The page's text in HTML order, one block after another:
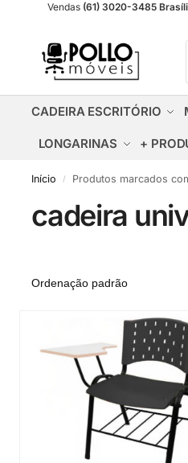
Vendas (61) 3020-3485
CADEIRA ESCRITÓRIO
LONGARINAS +
Início / Produtos marcados
cadeira